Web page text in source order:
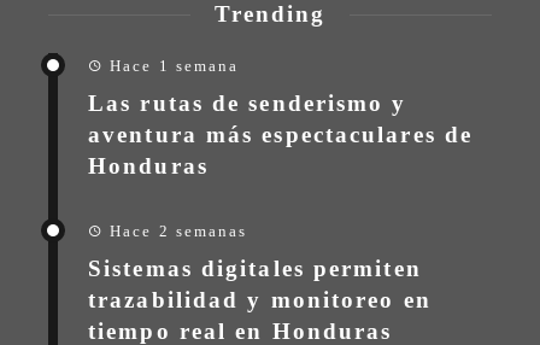
Trending
Hace 1 semana
Las rutas de senderismo y
aventura más espectaculares de
Honduras
Hace 2 semanas
Sistemas digitales permiten
trazabilidad y monitoreo en
tiempo real en Honduras